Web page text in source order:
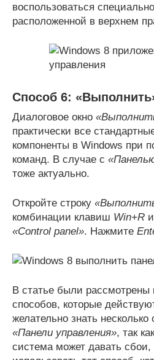
воспользоваться
расположенной в верхнем
Способ 6:
Диалоговое окно
практически все
компоненты в Windows при
команд. В случае с
тоже актуально.
Откройте строку
комбинации клавиш Win+R
«Control panel». Нажмите
В статье были рассмотрены
способов, которые
желательно знать несколько
«Панели управления», так
система может давать